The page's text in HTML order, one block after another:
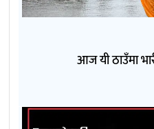
आज यी ठाउँमा